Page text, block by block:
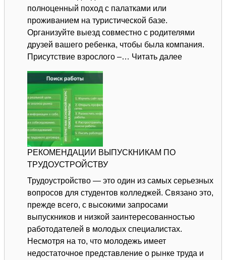
полноценный поход с палатками или
проживанием на туристической базе.
Организуйте выезд совместно с родителями
друзей вашего ребенка, чтобы была компания.
Присутствие взрослого –… Читать далее:
РЕКОМЕНДАЦИИ ВЫПУСКНИКАМ ПО
ТРУДОУСТРОЙСТВУ
Трудоустройство — это один из самых серьезных
вопросов для студентов колледжей. Связано это,
прежде всего, с высокими запросами
выпускников и низкой заинтересованностью
работодателей в молодых специалистах.
Несмотря на то, что молодежь имеет
недостаточное представление о рынке труда и